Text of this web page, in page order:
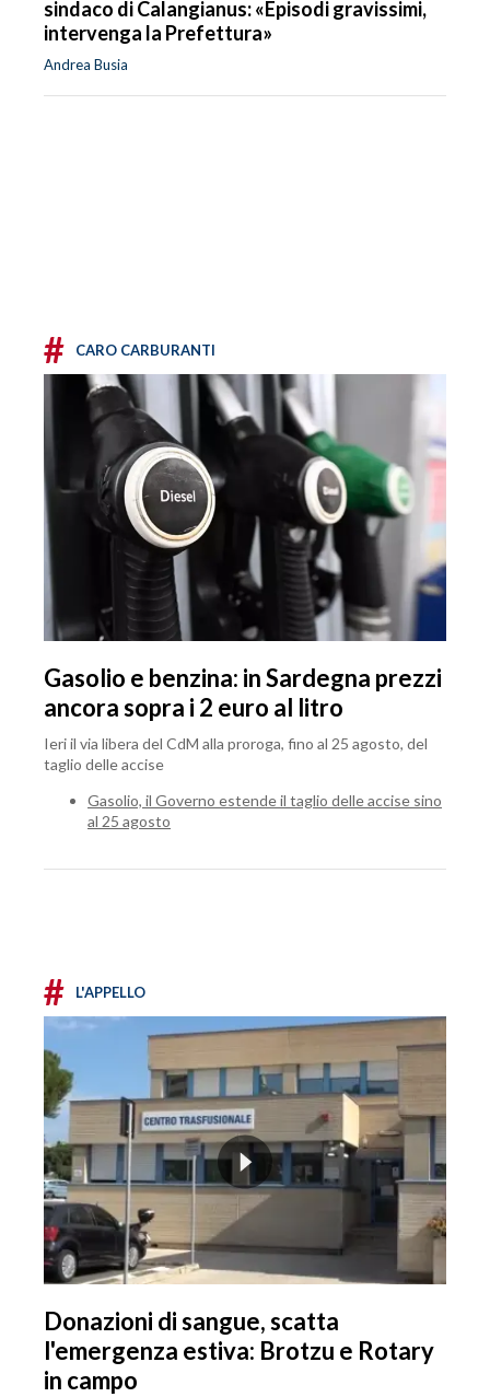
sindaco di Calangianus: «Episodi gravissimi,
intervenga la Prefettura»
Andrea Busia
# CARO CARBURANTI
Gasolio e benzina: in Sardegna prezzi
ancora sopra i 2 euro al litro
Ieri il via libera del CdM alla proroga, fino al 25 agosto, del
taglio delle accise
Gasolio, il Governo estende il taglio delle accise sino
al 25 agosto
# L'APPELLO
Donazioni di sangue, scatta
l'emergenza estiva: Brotzu e Rotary
in campo